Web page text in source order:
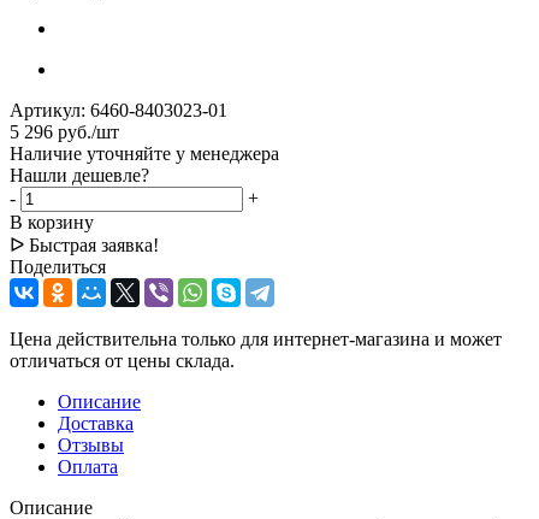
Артикул: 6460-8403023-01
5 296 руб./шт
Наличие уточняйте у менеджера
Нашли дешевле?
-
+
В корзину
ᐅ Быстрая заявка!
Поделиться
Цена действительна только для интернет-магазина и может
отличаться от цены склада.
Описание
Доставка
Отзывы
Оплата
Описание